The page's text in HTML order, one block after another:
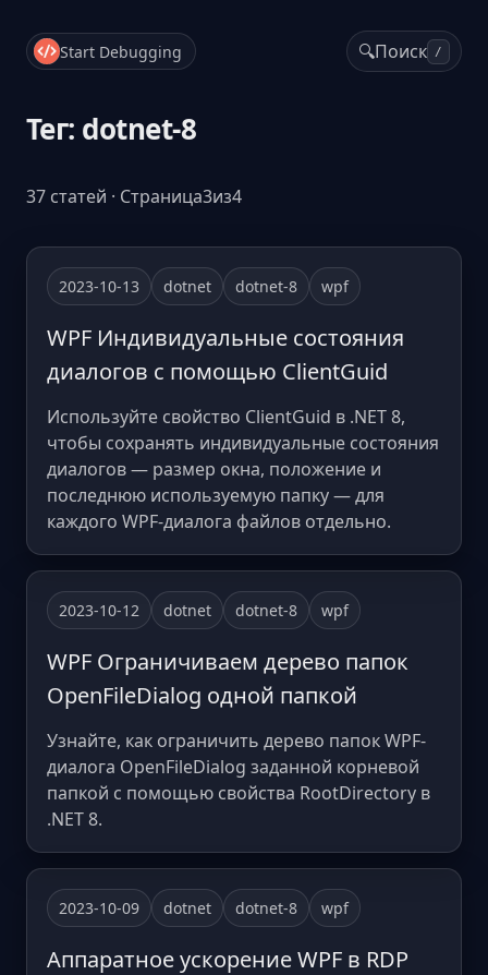
Start Debugging 🔍Поиск /
Тег: dotnet-8
37 статей · Страница3из4
2023-10-13 dotnet dotnet-8 wpf
WPF Индивидуальные состояния
диалогов с помощью ClientGuid
Используйте свойство ClientGuid в .NET 8,
чтобы сохранять индивидуальные состояния
диалогов — размер окна, положение и
последнюю используемую папку — для
каждого WPF-диалога файлов отдельно.
2023-10-12 dotnet dotnet-8 wpf
WPF Ограничиваем дерево папок
OpenFileDialog одной папкой
Узнайте, как ограничить дерево папок WPF-
диалога OpenFileDialog заданной корневой
папкой с помощью свойства RootDirectory в
.NET 8.
2023-10-09 dotnet dotnet-8 wpf
Аппаратное ускорение WPF в RDP